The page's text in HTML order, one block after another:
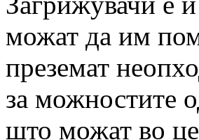
можат да им
преземат
за можностите
што можат во